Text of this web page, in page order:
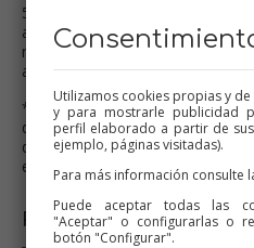
5- Una vez montada, hacemos la
al vaso,3 min.vel.2, Tª 60º,
nevera unas horas, mejor, de
adornar a gustos. Congela
*Nota: La he hecho también en
desmontable de Lekué y queda
dejéis las cremas muy espesitas
es mejor en uno un poco más
Paso a paso
Utilizamos cookies propias y
y para mostrarle publicidad
perfil elaborado a partir de
ejemplo, páginas visitadas).
Para más información consulte
Puede aceptar todas las
"Aceptar" o configurarlas o
botón "Configurar".